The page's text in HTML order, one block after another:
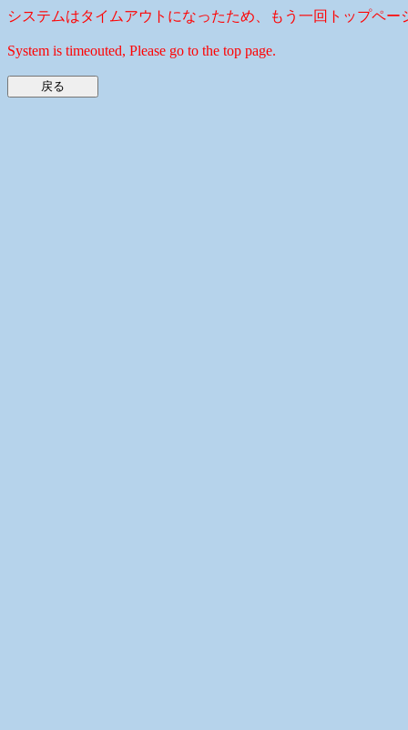
システムはタイムアウトになったため、もう一回トップペー
System is timeouted, Please go to the top page.